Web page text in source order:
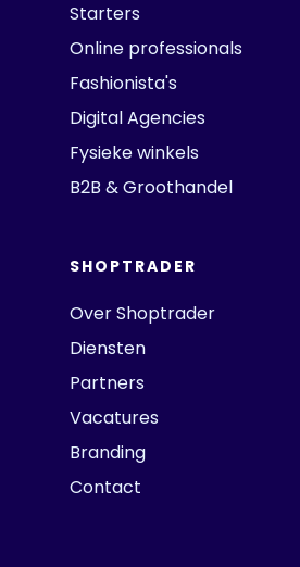
Starters
Online professionals
Fashionista's
Digital Agencies
Fysieke winkels
B2B & Groothandel
SHOPTRADER
Over Shoptrader
Diensten
Partners
Vacatures
Branding
Contact